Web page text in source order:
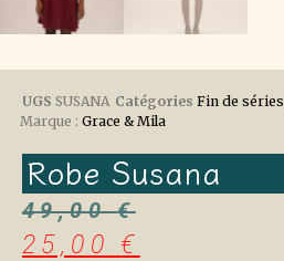
UGS SUSANA Catégories Fin de séries
Marque : Grace & Mila
Robe Susana
49,00€
25,00€